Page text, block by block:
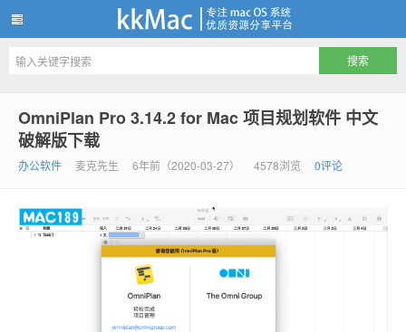
OmniPlan Pro 3.14.2 for Mac 项目规划软件 中文
破解版下载
办公软件 麦克先生 6年前（2020-03-27） 4578浏览 0评论